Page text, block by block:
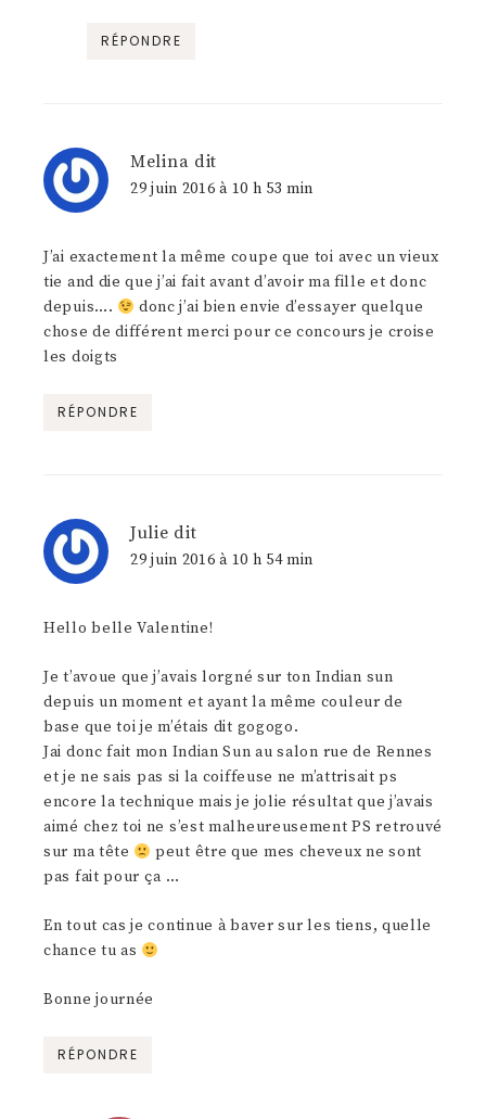
RÉPONDRE
Melina dit
29 juin 2016 à 10 h 53 min
J’ai exactement la même coupe que toi avec un vieux
tie and die que j’ai fait avant d’avoir ma fille et donc
depuis….
donc j’ai bien envie d’essayer quelque
chose de différent merci pour ce concours je croise
les doigts
RÉPONDRE
Julie dit
29 juin 2016 à 10 h 54 min
Hello belle Valentine!
Je t’avoue que j’avais lorgné sur ton Indian sun
depuis un moment et ayant la même couleur de
base que toi je m’étais dit gogogo.
Jai donc fait mon Indian Sun au salon rue de Rennes
et je ne sais pas si la coiffeuse ne m’attrisait ps
encore la technique mais je jolie résultat que j’avais
aimé chez toi ne s’est malheureusement PS retrouvé
sur ma tête
peut être que mes cheveux ne sont
pas fait pour ça …
En tout cas je continue à baver sur les tiens, quelle
chance tu as
Bonne journée
RÉPONDRE